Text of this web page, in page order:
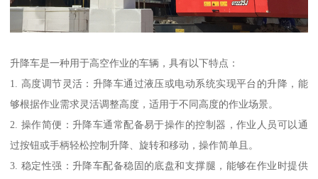
升降车是一种用于高空作业的车辆，具有以下特点：
1. 高度调节灵活：升降车通过液压或电动系统实现平台的升降，能
够根据作业需求灵活调整高度，适用于不同高度的作业场景。
2. 操作简便：升降车通常配备易于操作的控制器，作业人员可以通
过按钮或手柄轻松控制升降、旋转和移动，操作简单且。
3. 稳定性强：升降车配备稳固的底盘和支撑腿，能够在作业时提供